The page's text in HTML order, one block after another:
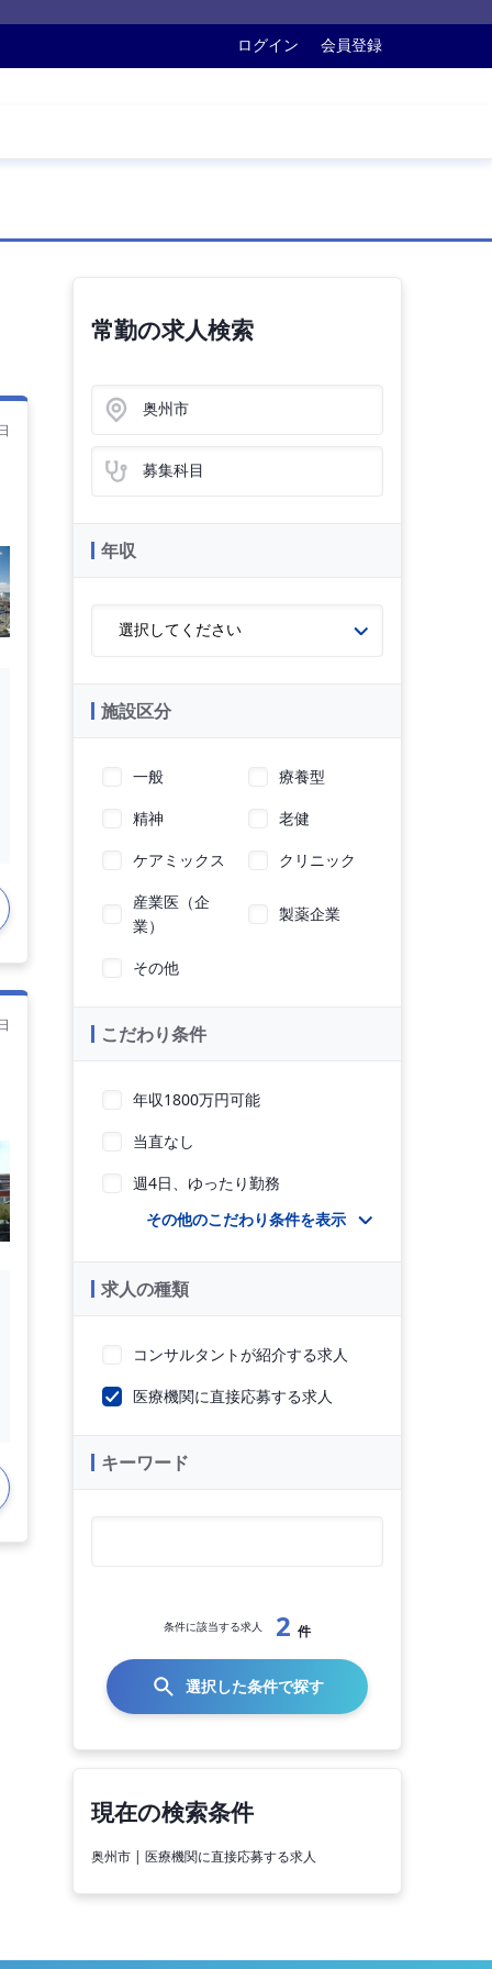
ログイン 会員登録
常勤の求人検索
奥州市
募集科目
年収
施設区分
一般
療養型
精神
老健
ケアミックス
クリニック
産業医（企
業）
製薬企業
その他
こだわり条件
年収1800万円可能
当直なし
週4日、ゆったり勤務
その他のこだわり条件を表示
求人の種類
コンサルタントが紹介する求人
医療機関に直接応募する求人
キーワード
条件に該当する求人 2 件
選択した条件で探す
現在の検索条件
奥州市 | 医療機関に直接応募する求人